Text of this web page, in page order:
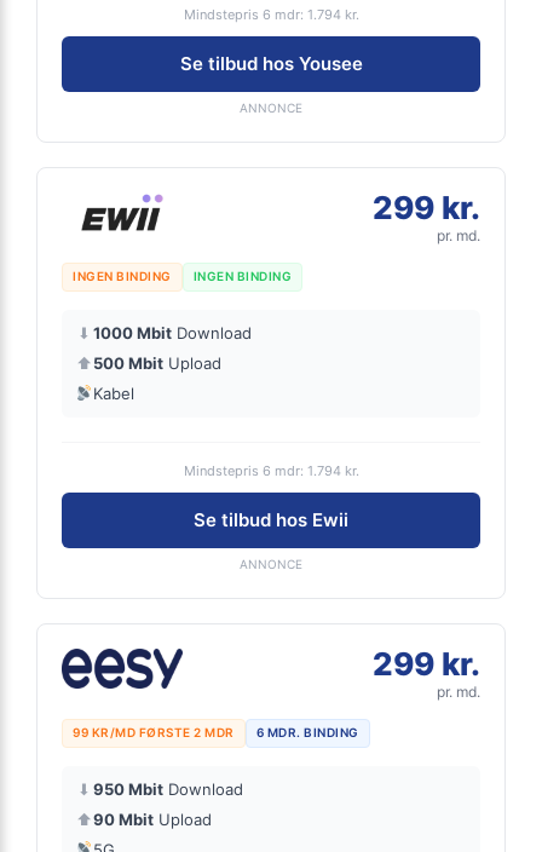
Mindstepris 6 mdr: 1.794 kr.
Se tilbud hos Yousee
ANNONCE
299 kr.
pr. md.
INGEN BINDING INGEN BINDING
⬇ 1000 Mbit Download
⬆500 Mbit Upload
Kabel
Mindstepris 6 mdr: 1.794 kr.
Se tilbud hos Ewii
ANNONCE
299 kr.
pr. md.
99 KR/MD FØRSTE 2 MDR 6 MDR. BINDING
⬇ 950 Mbit Download
⬆90 Mbit Upload